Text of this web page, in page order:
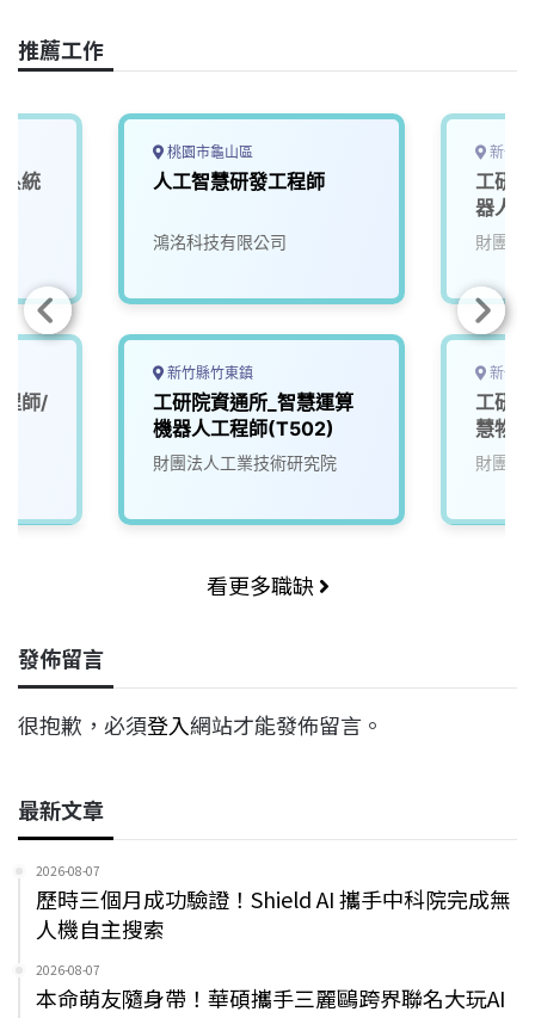
o
k
n
k
推薦工作
統
師/
桃園市龜山區
人工智慧研發工程師
鴻洺科技有限公司
新竹縣竹東鎮
工研院資通所_智慧運算
機器人工程師(T502)
財團法人工業技術研究院
新竹
工研
器人
財團法
新竹
工研
慧物
財團法
看更多職缺
發佈留言
很抱歉，必須登入網站才能發佈留言。
最新文章
2026-08-07
歷時三個月成功驗證！Shield AI 攜手中科院完成無
人機自主搜索
2026-08-07
本命萌友隨身帶！華碩攜手三麗鷗跨界聯名大玩AI